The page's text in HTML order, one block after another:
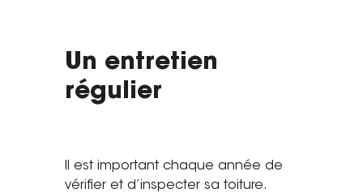
Un entretien
régulier
Il est important chaque année de
vérifier et d’inspecter sa toiture.